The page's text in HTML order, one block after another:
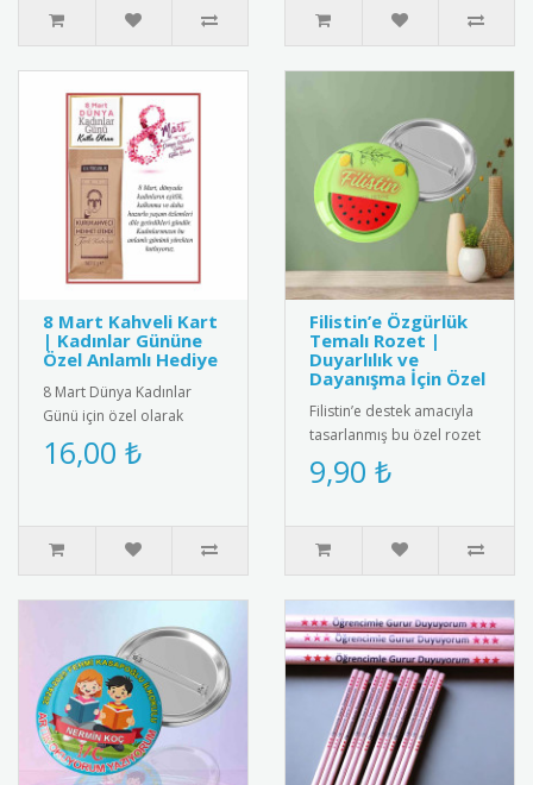
8 Mart Kahveli Kart
| Kadınlar Gününe
Özel Anlamlı Hediye
8 Mart Dünya Kadınlar
Günü için özel olarak
tasarlanmış kahveli kart.
Renkli ve zarif tasarımıyla
16,00 ₺
Filistin’e Özgürlük
Temalı Rozet |
Duyarlılık ve
Dayanışma İçin Özel
Filistin’e destek amacıyla
tasarlanmış bu özel rozet
modeli, özgürlük ve adalet
vurgusu taşıyan anla..
9,90 ₺